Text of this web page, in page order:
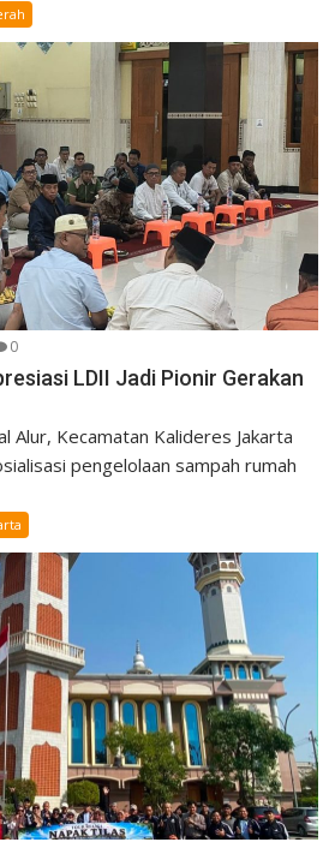
0
LDII Jadi Pionir Gerakan
Alur, Kecamatan Kalideres Jakarta
pengelolaan sampah rumah